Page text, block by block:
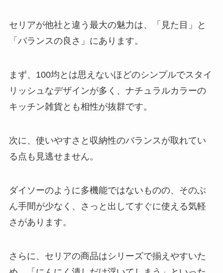
セリアが他社と違う最大の魅力は、「見た目」と
「バランスの良さ」にあります。
まず、100均とは思えないほどのシンプルでスタイ
リッシュなデザインが多く、ナチュラルカラーの
キッチン雑貨とも相性が抜群です。
次に、使いやすさと収納性のバランスが取れてい
る点も見逃せません。
ダイソーのように多機能ではないものの、そのぶ
ん手間が少なく、さっと出してすぐに使える気軽
さがあります。
さらに、セリアの商品はシリーズで揃えやすいた